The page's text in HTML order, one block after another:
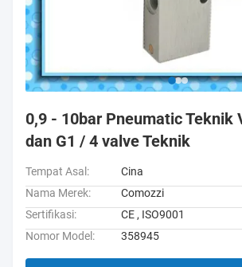
0,9 - 10bar Pneumatic Teknik
dan G1 / 4 valve Teknik
Tempat Asal:
Cina
Nama Merek:
Comozzi
Sertifikasi:
CE , ISO9001
Nomor Model:
358945